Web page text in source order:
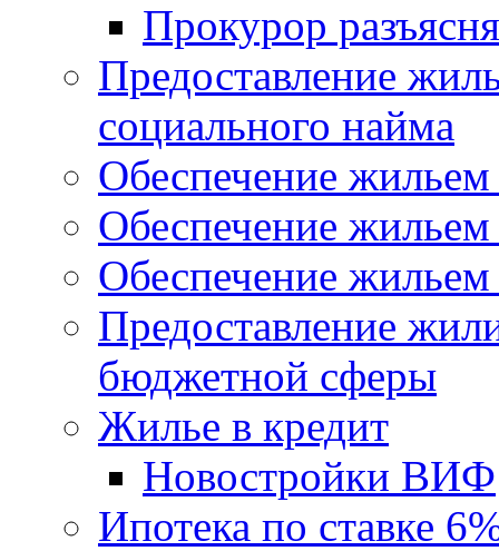
Прокурор
Предоставление
социального найма
Обеспечение
Обеспечение
Обеспечение жильем
Предоставление
бюджетной сферы
Жилье в кредит
Новостройки ВИФ
Ипотека по ставке